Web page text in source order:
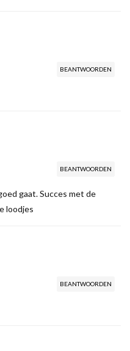
BEANTWOORDEN
BEANTWOORDEN
gaat. Succes met de
loodjes
BEANTWOORDEN